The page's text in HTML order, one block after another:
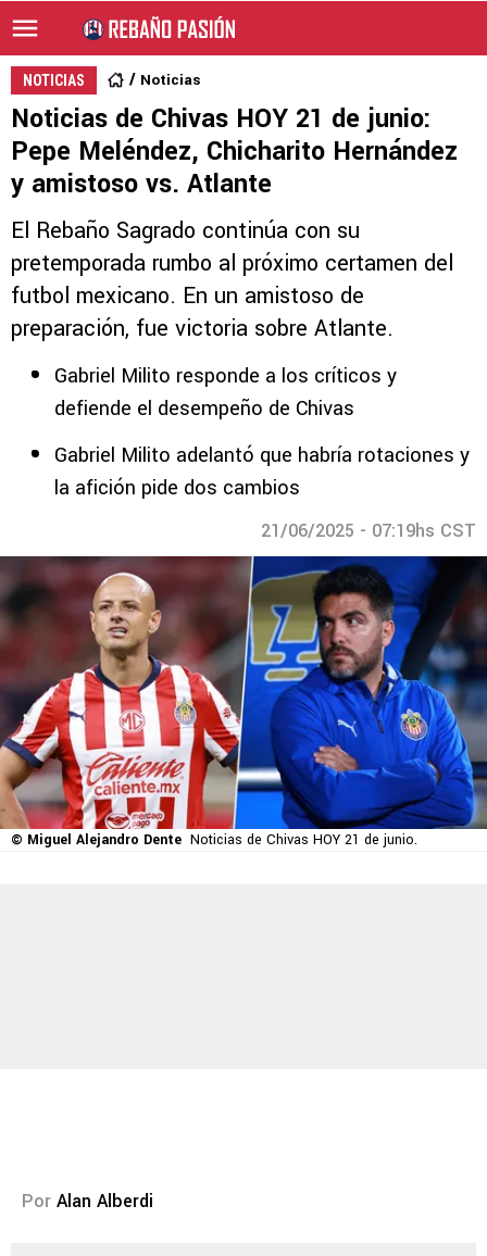
NOTICIAS Noticias
Noticias de Chivas HOY 21 de junio:
Pepe Meléndez, Chicharito Hernández
y amistoso vs. Atlante
El Rebaño Sagrado continúa con su
pretemporada rumbo al próximo certamen del
futbol mexicano. En un amistoso de
preparación, fue victoria sobre Atlante.
Gabriel Milito responde a los críticos y
defiende el desempeño de Chivas
Gabriel Milito adelantó que habría rotaciones y
la afición pide dos cambios
21/06/2025 - 07:19hs CST
© Miguel Alejandro Dente Noticias de Chivas HOY 21 de junio.
Por Alan Alberdi